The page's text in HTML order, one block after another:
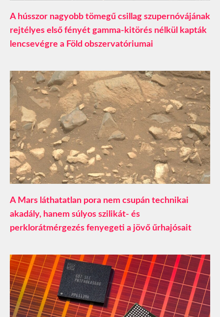
A hússzor nagyobb tömegű csillag szupernóvájának
rejtélyes első fényét gamma-kitörés nélkül kapták
lencsevégre a Föld obszervatóriumai
A Mars láthatatlan pora nem csupán technikai
akadály, hanem súlyos szilikát- és
perklorátmérgezés fenyegeti a jövő űrhajósait